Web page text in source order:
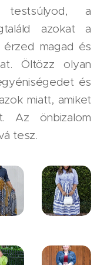
a
azokat a
érzed magad és
Öltözz olyan
és
miatt, amiket
Az önbizalom
tesz.